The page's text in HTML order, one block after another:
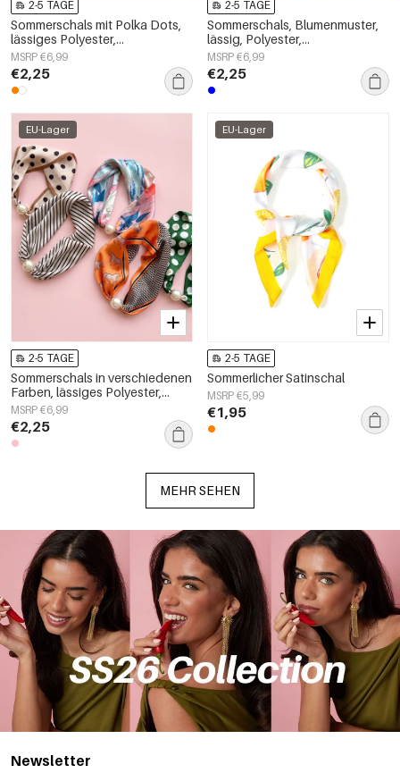
2-5 TAGE
Sommerschals mit Polka Dots,
lässiges Polyester,
Alltagsaccessoires
MSRP €6,99
€2,25
2-5 TAGE
Sommerschals, Blumenmuster,
lässig, Polyester,
Alltagsaccessoires
MSRP €6,99
€2,25
EU-Lager
2-5 TAGE
Sommerschals in verschiedenen
Farben, lässiges Polyester,
Alltagsaccessoires
MSRP €6,99
€2,25
EU-Lager
2-5 TAGE
Sommerlicher Satinschal
MSRP €5,99
€1,95
MEHR SEHEN
Newsletter